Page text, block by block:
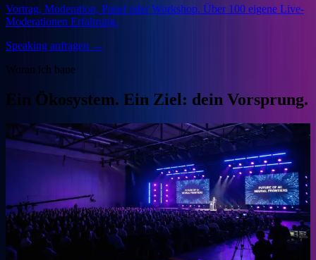
Vortrag, Moderation, Panel oder Workshop. Über 100 eigene Live-
Moderationen Erfahrung.
Speaking anfragen →
Woran ich baue
Ein Ökosystem. Ein Ziel: dein Vorsprung.
Veranstalter
OGcon
Europas führender KI-Kongress für Unternehmer.
Die OGcon bringt die besten Köpfe zu KI und Marketing auf eine
Bühne. 15.000 Anmeldungen 2024, Gary Vaynerchuk als Gast in
den Jahren 2023 und 2024. Live kostenlos, Aufzeichnungen als
VIP-Ticket.